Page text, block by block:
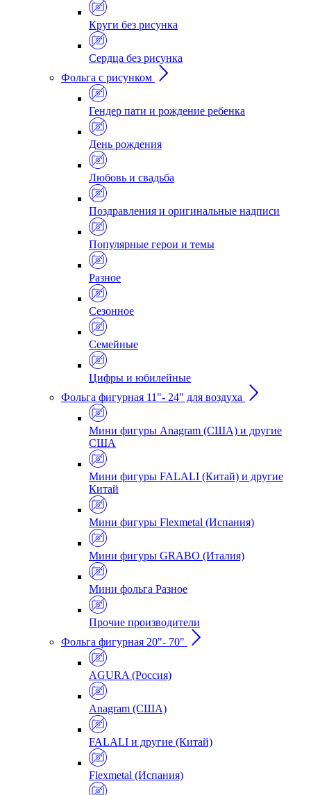
Круги без рисунка
Сердца без рисунка
Фольга с рисунком
Гендер пати и рождение ребенка
День рождения
Любовь и свадьба
Поздравления и оригинальные надписи
Популярные герои и темы
Разное
Сезонное
Семейные
Цифры и юбилейные
Фольга фигурная 11"- 24" для воздуха
Мини фигуры Anagram (США) и другие
США
Мини фигуры FALALI (Китай) и другие
Китай
Мини фигуры Flexmetal (Испания)
Мини фигуры GRABO (Италия)
Мини фольга Разное
Прочие производители
Фольга фигурная 20"- 70"
AGURA (Россия)
Anagram (США)
FALALI и другие (Китай)
Flexmetal (Испания)